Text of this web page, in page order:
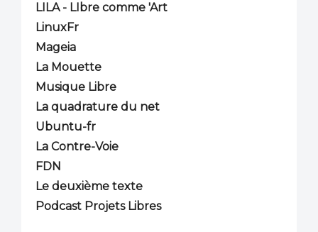
LILA - LIbre comme 'Art
LinuxFr
Mageia
La Mouette
Musique Libre
La quadrature du net
Ubuntu-fr
La Contre-Voie
FDN
Le deuxième texte
Podcast Projets Libres